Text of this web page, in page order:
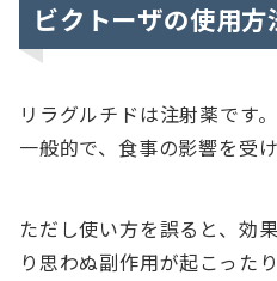
ビクトーザの使用方
リラグルチドは注射薬です
一般的で、食事の影響を受
ただし使い方を誤ると、効
り思わぬ副作用が起こった